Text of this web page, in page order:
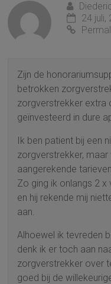
24 juli,
Zijn de
betrokken
zorgverstrekker extra
geïnvesteerd in dure
Ik ben patient bij een
zorgverstrekker,
aangerekende
Zo ging ik onlangs 2 x
en hij rekende mij
aan.
Alhoewel ik tevreden
denk ik er toch aan
zorgverstrekker over
goed bij de